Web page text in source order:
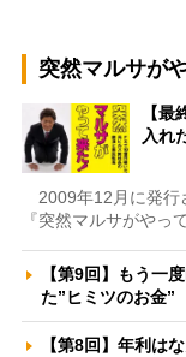
突然マルサが
【
入れ
2009年12月に発行
『突然マルサがやっ
【第9回】もう一
た”ヒミツのお金”
【第8回】年利は